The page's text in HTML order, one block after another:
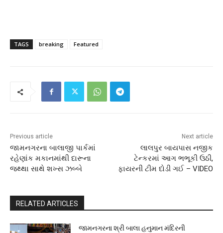
TAGS breaking Featured
Previous article
જામનગરના બાલાજી પાર્કમાં
રહેણાંક મકાનમાંથી દારૂના
જથ્થા સાથે શખ્સ ઝબ્બે
Next article
લાલપુર બાયપાસ નજીક
ટેન્કરમાં આગ ભભૂકી ઉઠી,
ફાયરની ટીમ દોડી ગઈ – VIDEO
RELATED ARTICLES
જામનગરના શ્રી બાલા હનુમાન મંદિરની